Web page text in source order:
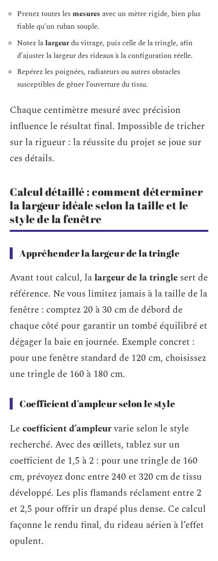
Prenez toutes lesmesures avec un mètre rigide, bien plus
fiable qu’un ruban souple.
Notez lalargeurdu vitrage, puis celle de la tringle, afin
d’ajuster la largeur des rideaux à la configuration réelle.
Repérez les poignées, radiateurs ou autres obstacles
susceptibles de gêner l’ouverture du tissu.
Chaque centimètre mesuré avec précision
influence le résultat final. Impossible de tricher
sur la rigueur : la réussite du projet se joue sur
ces détails.
Calcul détaillé : comment déterminer
la largeur idéale selon la taille et le
style de la fenêtre
Appréhender la largeur de la tringle
Avant tout calcul, lalargeur de la tringle sert de
référence. Ne vous limitez jamais à la taille de la
fenêtre : comptez 20 à 30 cm de débord de
chaque côté pour garantir un tombé équilibré et
dégager la baie en journée. Exemple concret :
pour une fenêtre standard de 120 cm, choisissez
une tringle de 160 à 180 cm.
Coefficient d’ampleur selon le style
Lecoefficient d’ampleurvarie selon le style
recherché. Avec des œillets, tablez sur un
coefficient de 1,5 à 2 : pour une tringle de 160
cm, prévoyez donc entre 240 et 320 cm de tissu
développé. Les plis flamands réclament entre 2
et 2,5 pour offrir un drapé plus dense. Ce calcul
façonne le rendu final, du rideau aérien à l’effet
opulent.